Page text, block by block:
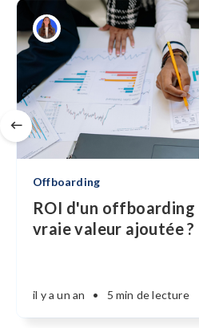
Offboarding
ROI d'un offboarding
vraie valeur ajoutée ?
il y a un an • 5 min de lecture